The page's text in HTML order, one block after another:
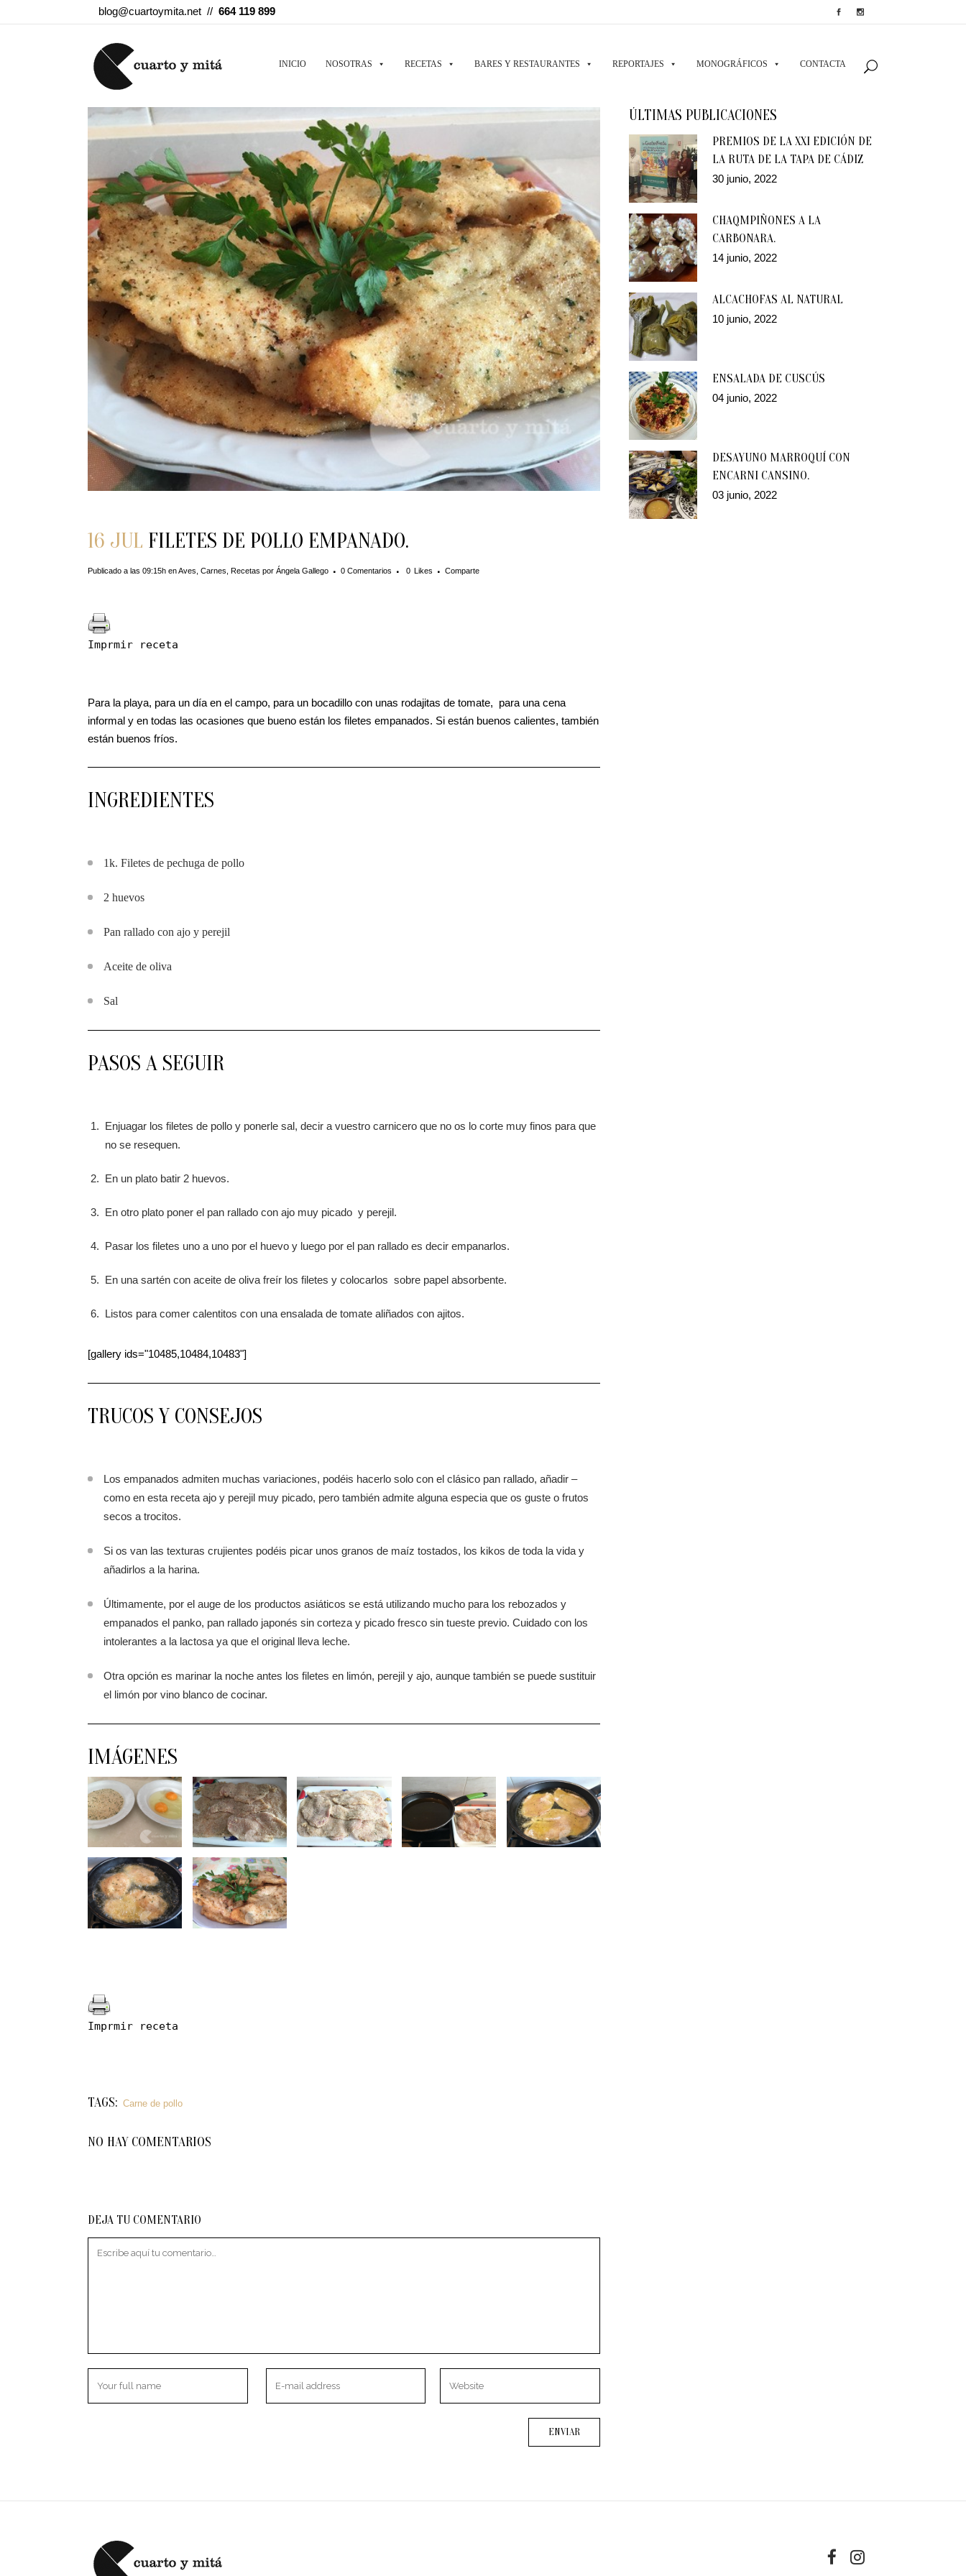
blog@cuartoymita.net // 664 119 899
INICIO NOSOTRAS RECETAS BARES Y RESTAURANTES REPORTAJES MONOGRÁFICOS CONTACTA
16 JUL FILETES DE POLLO EMPANADO.
Publicado a las 09:15h enAves Carnes Recetas por Ángela Gallego 0 Comentarios 0 Likes Comparte
Imprmir receta
Para la playa, para un día en el campo, para un bocadillo con unas rodajitas de tomate, para una cena
informal y en todas las ocasiones que bueno están los filetes empanados. Si están buenos calientes, también
están buenos fríos.
INGREDIENTES
1k. Filetes de pechuga de pollo
2 huevos
Pan rallado con ajo y perejil
Aceite de oliva
Sal
PASOS A SEGUIR
Enjuagar los filetes de pollo y ponerle sal, decir a vuestro carnicero que no os lo corte muy finos para que
no se resequen.
En un plato batir 2 huevos.
En otro plato poner el pan rallado con ajo muy picado y perejil.
Pasar los filetes uno a uno por el huevo y luego por el pan rallado es decir empanarlos.
En una sartén con aceite de oliva freír los filetes y colocarlos sobre papel absorbente.
Listos para comer calentitos con una ensalada de tomate aliñados con ajitos.
[gallery ids="10485,10484,10483"]
TRUCOS Y CONSEJOS
Los empanados admiten muchas variaciones, podéis hacerlo solo con el clásico pan rallado, añadir –
como en esta receta ajo y perejil muy picado, pero también admite alguna especia que os guste o frutos
secos a trocitos.
Si os van las texturas crujientes podéis picar unos granos de maíz tostados, los kikos de toda la vida y
añadirlos a la harina.
Últimamente, por el auge de los productos asiáticos se está utilizando mucho para los rebozados y
empanados el panko, pan rallado japonés sin corteza y picado fresco sin tueste previo. Cuidado con los
intolerantes a la lactosa ya que el original lleva leche.
Otra opción es marinar la noche antes los filetes en limón, perejil y ajo, aunque también se puede sustituir
el limón por vino blanco de cocinar.
IMÁGENES
Imprmir receta
TAGS: Carne de pollo
NO HAY COMENTARIOS
DEJA TU COMENTARIO
ÚLTIMAS PUBLICACIONES
PREMIOS DE LA XXI EDICIÓN DE
LA RUTA DE LA TAPA DE CÁDIZ
30 junio, 2022
CHAQMPIÑONES A LA
CARBONARA.
14 junio, 2022
ALCACHOFAS AL NATURAL
10 junio, 2022
ENSALADA DE CUSCÚS
04 junio, 2022
DESAYUNO MARROQUÍ CON
ENCARNI CANSINO.
03 junio, 2022